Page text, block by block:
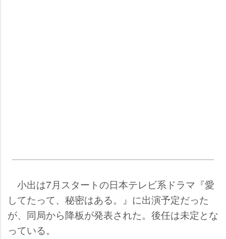
小出は7月スタートの日本テレビ系ドラマ『愛
してたって、秘密はある。』に出演予定だった
が、同局から降板が発表された。後任は未定とな
っている。